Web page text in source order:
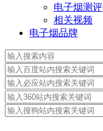
电子烟测评
相关视频
电子烟品牌